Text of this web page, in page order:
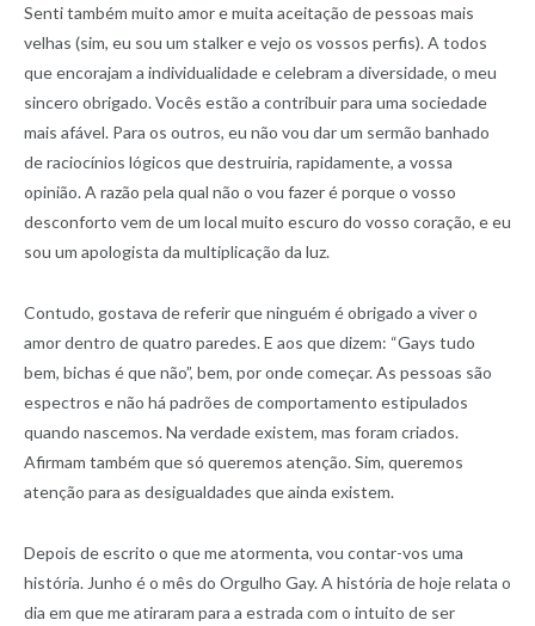
Senti também muito amor e muita aceitação de pessoas mais
velhas (sim, eu sou um stalker e vejo os vossos perfis). A todos
que encorajam a individualidade e celebram a diversidade, o meu
sincero obrigado. Vocês estão a contribuir para uma sociedade
mais afável. Para os outros, eu não vou dar um sermão banhado
de raciocínios lógicos que destruiria, rapidamente, a vossa
opinião. A razão pela qual não o vou fazer é porque o vosso
desconforto vem de um local muito escuro do vosso coração, e eu
sou um apologista da multiplicação da luz.
Contudo, gostava de referir que ninguém é obrigado a viver o
amor dentro de quatro paredes. E aos que dizem: “Gays tudo
bem, bichas é que não”, bem, por onde começar. As pessoas são
espectros e não há padrões de comportamento estipulados
quando nascemos. Na verdade existem, mas foram criados.
Afirmam também que só queremos atenção. Sim, queremos
atenção para as desigualdades que ainda existem.
Depois de escrito o que me atormenta, vou contar-vos uma
história. Junho é o mês do Orgulho Gay. A história de hoje relata o
dia em que me atiraram para a estrada com o intuito de ser